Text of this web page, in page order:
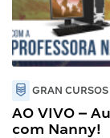
GRAN
AO VIVO –
com Nanny!